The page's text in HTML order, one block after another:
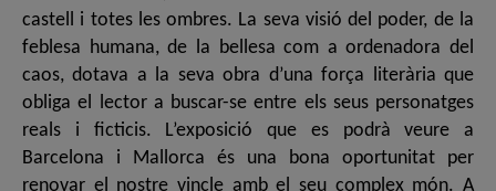
castell i totes les ombres. La seva visió del poder, de la
feblesa humana, de la bellesa com a ordenadora del
caos, dotava a la seva obra d’una força literària que
obliga el lector a buscar-se entre els seus personatges
reals i ficticis. L’exposició que es podrà veure a
Barcelona i Mallorca és una bona oportunitat per
renovar el nostre vincle amb el seu complex món. A